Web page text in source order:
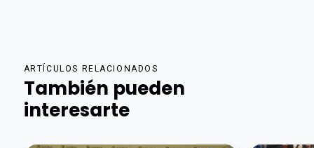
ARTÍCULOS RELACIONADOS
También pueden
interesarte